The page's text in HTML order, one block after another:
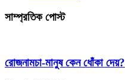
সাম্প্রতিক পোস্ট
রোজনামচা-মানুষ কেন ধোঁকা দেয়?